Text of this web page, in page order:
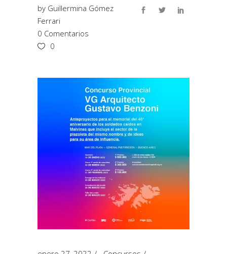
by Guillermina Gómez
Ferrari
0 Comentarios
0